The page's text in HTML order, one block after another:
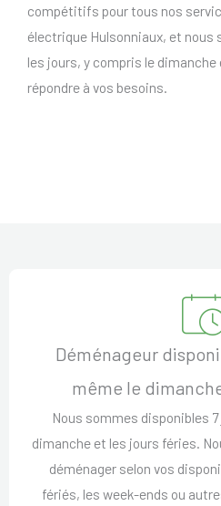
compétitifs pour tous nos
électrique Hulsonniaux, et
les jours, y compris le
répondre à vos besoins.
Déménageur
même le
Nous sommes disponibles
dimanche et les jours féries.
déménager selon vos
fériés, les week-ends ou